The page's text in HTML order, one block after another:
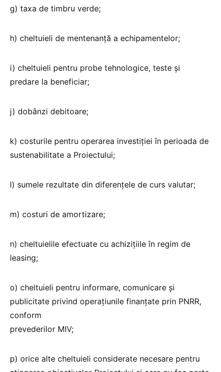
g) taxa de timbru verde;
h) cheltuieli de mentenanță a echipamentelor;
i) cheltuieli pentru probe tehnologice, teste și
predare la beneficiar;
j) dobânzi debitoare;
k) costurile pentru operarea investiției în perioada de
sustenabilitate a Proiectului;
l) sumele rezultate din diferențele de curs valutar;
m) costuri de amortizare;
n) cheltuielile efectuate cu achizițiile în regim de
leasing;
o) cheltuieli pentru informare, comunicare și
publicitate privind operațiunile finanțate prin PNRR,
conform
prevederilor MIV;
p) orice alte cheltuieli considerate necesare pentru